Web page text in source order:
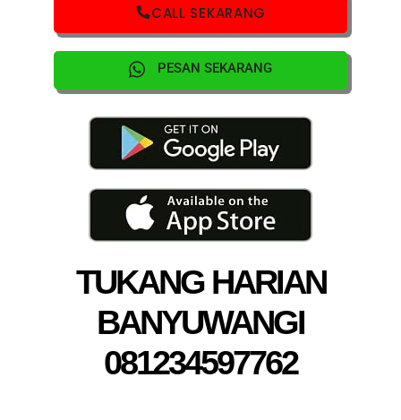
TUKANG HARIAN
BANYUWANGI
081234597762
CALL SEKARANG
PESAN SEKARANG